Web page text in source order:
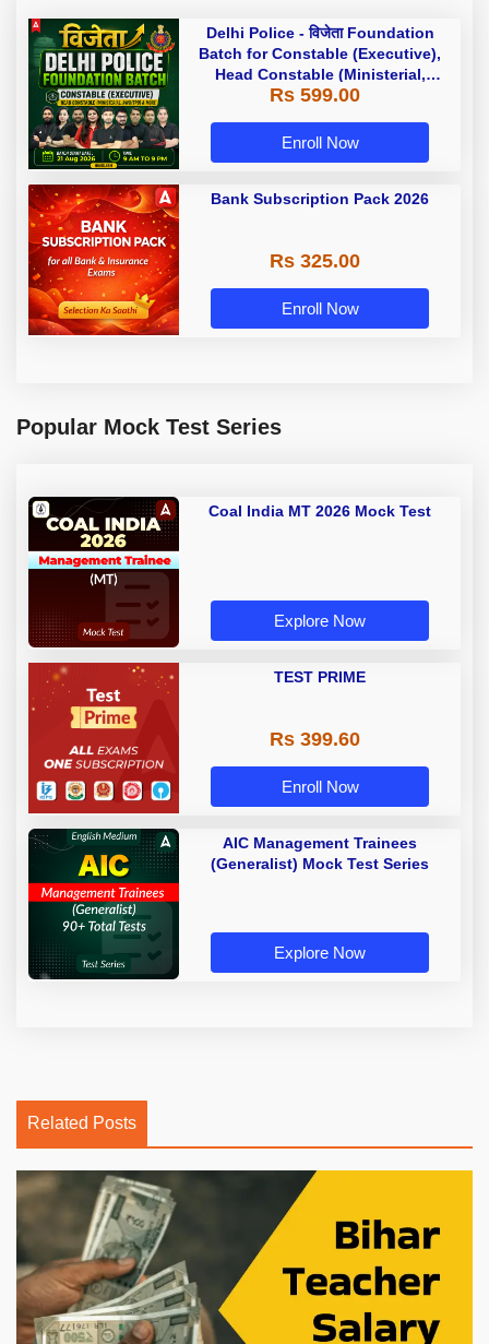
Delhi Police - विजेता Foundation
Batch for Constable (Executive),
Head Constable (Ministerial,
AWO/TPO) & more with Test Series
Classes by Adda 247
Rs 599.00
Enroll Now
Bank Subscription Pack 2026
Rs 325.00
Enroll Now
Popular Mock Test Series
Coal India MT 2026 Mock Test
Explore Now
TEST PRIME
Rs 399.60
Enroll Now
AIC Management Trainees
(Generalist) Mock Test Series
Explore Now
Related Posts